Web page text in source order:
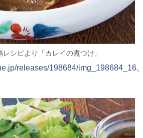
シピより「カレイの煮つけ」
releases/198684/